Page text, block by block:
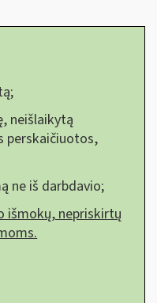
neišlaikytą
perskaičiuotos,
ne iš darbdavio;
išmokų, nepriskirtų